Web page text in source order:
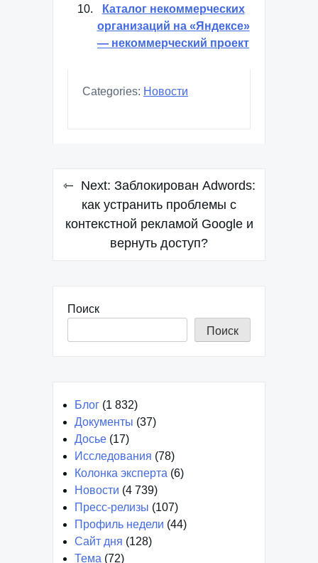
Каталог некоммерческих
организаций на «Яндексе»
— некоммерческий проект
Categories: Новости
Навигация
записям
Next: Заблокирован Adwords:
как устранить проблемы с
контекстной рекламой Google и
вернуть доступ?
Поиск
Поиск
Блог (1 832)
Документы (37)
Досье (17)
Исследования (78)
Колонка эксперта (6)
Новости (4 739)
Пресс-релизы (107)
Профиль недели (44)
Сайт дня (128)
Тема (72)